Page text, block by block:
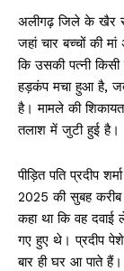
अलीगढ़ जिले के खैर
जहां चार बच्चों की
कि उसकी पत्नी
हड़कंप मचा हुआ है,
है। मामले की
तलाश में जुटी हुई है।
पीड़ित पति प्रदीप
2025 की सुबह
कहा था कि वह
गए हुए थे। प्रदीप
बार ही घर आ पाते